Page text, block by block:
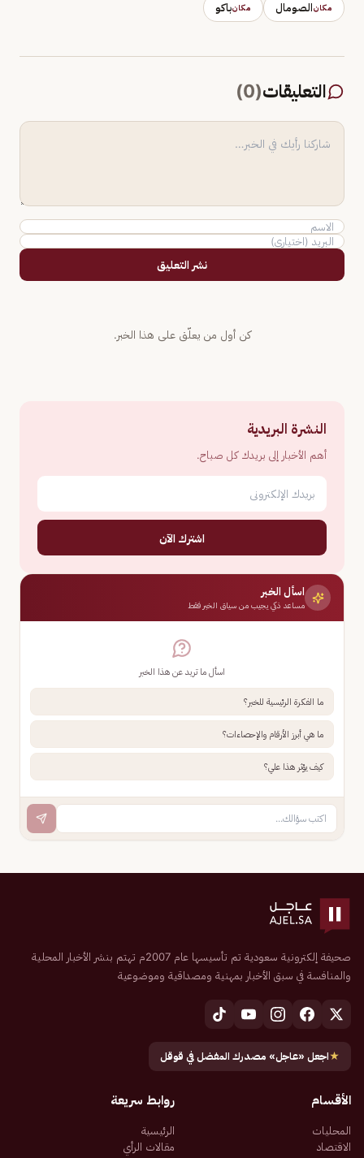
مكانالصومال مكانباكو
التعليقات(
0
)
نشر التعليق
كن أول من يعلّق على هذا الخبر.
النشرة البريدية
أهم الأخبار إلى بريدك كل صباح.
اشترك الآن
اسأل الخبر
مساعد ذكي يجيب من سياق الخبر فقط
اسأل ما تريد عن هذا الخبر
ما الفكرة الرئيسية للخبر؟
ما هي أبرز الأرقام والإحصاءات؟
كيف يؤثر هذا علي؟
صحيفة إلكترونية سعودية تم تأسيسها عام 2007م تهتم بنشر الأخبار المحلية
والمنافسة في سبق الأخبار بمهنية ومصداقية وموضوعية
★اجعل «عاجل» مصدرك المفضل في قوقل
الأقسام
المحليات
الاقتصاد
روابط سريعة
الرئيسية
مقالات الرأي